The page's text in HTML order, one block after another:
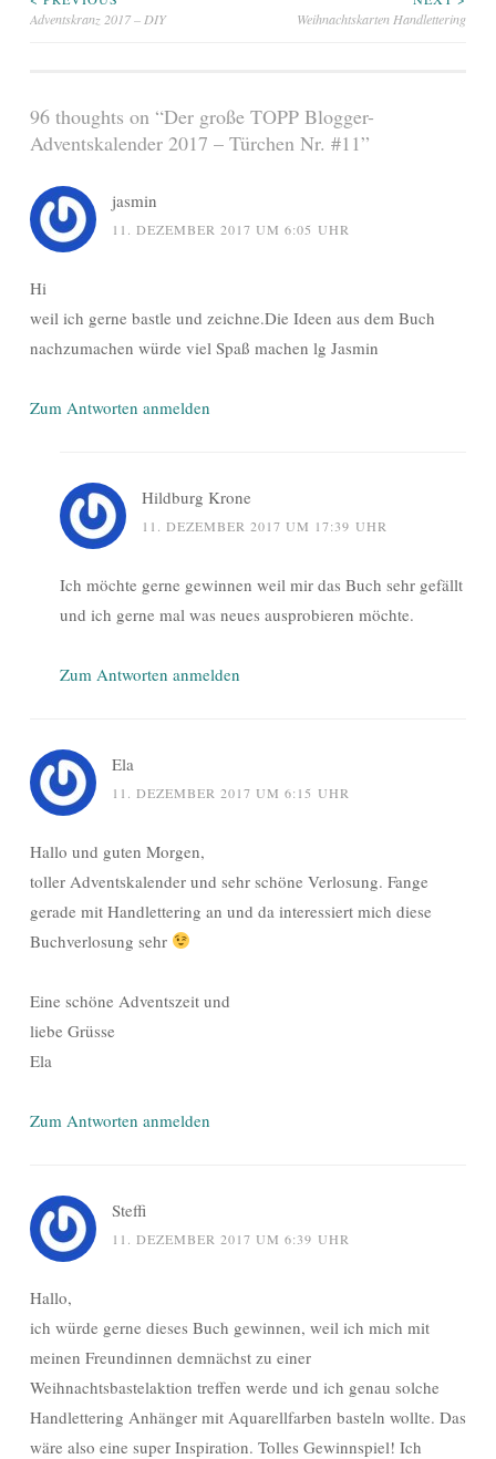
Beitragsnavigation
Adventskranz 2017 – DIY
Weihnachtskarten Handlettering
96 thoughts on “Der große TOPP Blogger-
Adventskalender 2017 – Türchen Nr. #11”
jasmin
11. DEZEMBER 2017 UM 6:05 UHR
Hi
weil ich gerne bastle und zeichne.Die Ideen aus dem Buch
nachzumachen würde viel Spaß machen lg Jasmin
Zum Antworten anmelden
Hildburg Krone
11. DEZEMBER 2017 UM 17:39 UHR
Ich möchte gerne gewinnen weil mir das Buch sehr gefällt
und ich gerne mal was neues ausprobieren möchte.
Zum Antworten anmelden
Ela
11. DEZEMBER 2017 UM 6:15 UHR
Hallo und guten Morgen,
toller Adventskalender und sehr schöne Verlosung. Fange
gerade mit Handlettering an und da interessiert mich diese
Buchverlosung sehr
Eine schöne Adventszeit und
liebe Grüsse
Ela
Zum Antworten anmelden
Steffi
11. DEZEMBER 2017 UM 6:39 UHR
Hallo,
ich würde gerne dieses Buch gewinnen, weil ich mich mit
meinen Freundinnen demnächst zu einer
Weihnachtsbastelaktion treffen werde und ich genau solche
Handlettering Anhänger mit Aquarellfarben basteln wollte. Das
wäre also eine super Inspiration. Tolles Gewinnspiel! Ich